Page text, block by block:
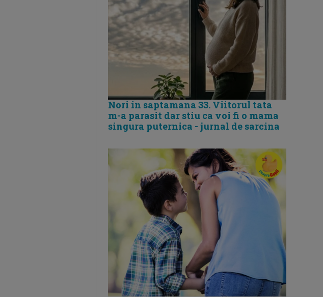
Nori in saptamana 33. Viitorul tata
m-a parasit dar stiu ca voi fi o mama
singura puternica - jurnal de sarcina